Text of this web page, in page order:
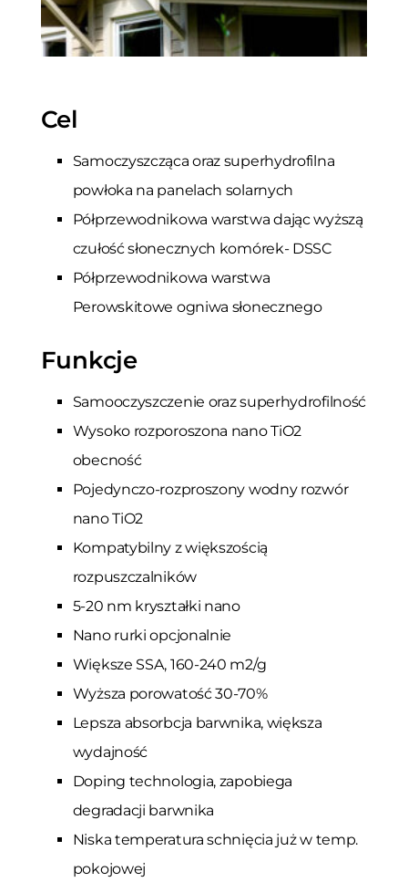
Cel
Samoczyszcząca oraz superhydrofilna
powłoka na panelach solarnych
Półprzewodnikowa warstwa dając wyższą
czułość słonecznych komórek- DSSC
Półprzewodnikowa warstwa
Perowskitowe ogniwa słonecznego
Funkcje
Samooczyszczenie oraz superhydrofilność
Wysoko rozporoszona nano TiO2
obecność
Pojedynczo-rozproszony wodny rozwór
nano TiO2
Kompatybilny z większością
rozpuszczalników
5-20 nm kryształki nano
Nano rurki opcjonalnie
Większe SSA, 160-240 m2/g
Wyższa porowatość 30-70%
Lepsza absorbcja barwnika, większa
wydajność
Doping technologia, zapobiega
degradacji barwnika
Niska temperatura schnięcia już w temp.
pokojowej